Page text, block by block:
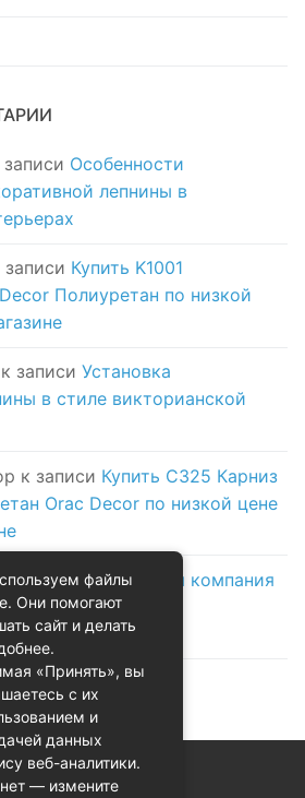
записи Особенности
лепнины в
записи Купить K1001
Полиуретан по низкой
к записи Установка
в стиле викторианской
к записи Купить C325 Карниз
Orac Decor по низкой цене
Логистическая компания
надежность и
месте
файлы
Они помогают
сайт и делать
«Принять», вы
с их
и
данных
веб-аналитики.
— измените